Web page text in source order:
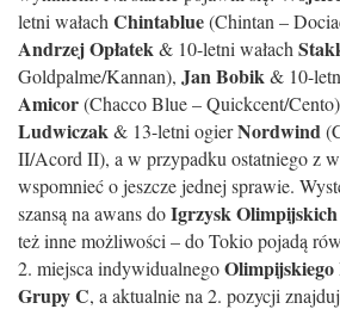
letni wałach Chintablue(Chintan –
Andrzej Opłatek& 10-letni wałach
Goldpalme/Kannan), Jan Bobik& 10-
Amicor(Chacco Blue – Quickcent/
Ludwiczak& 13-letni ogierNordwind
II/Acord II), a w przypadku ostatniego z
wspomnieć o jeszcze jednej sprawie.
szansą na awans doIgrzysk Olimpijskich
też inne możliwości – do Tokio pojadą
2. miejsca indywidualnego
Grupy C, a aktualnie na 2. pozycji